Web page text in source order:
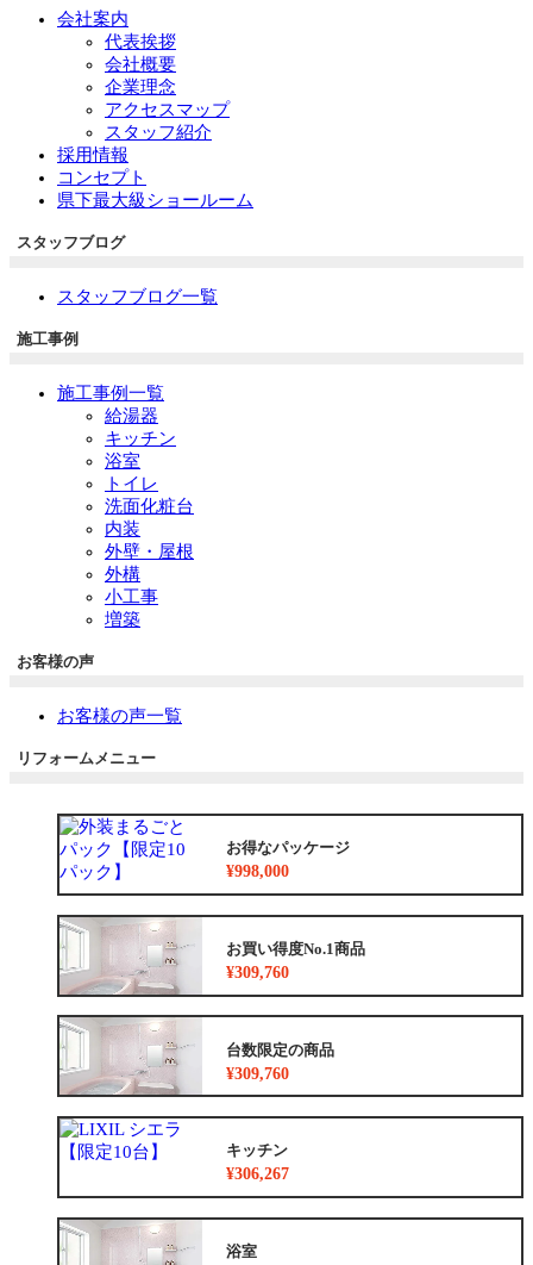
会社案内
代表挨拶
会社概要
企業理念
アクセスマップ
スタッフ紹介
採用情報
コンセプト
県下最大級ショールーム
スタッフブログ
スタッフブログ一覧
施工事例
施工事例一覧
給湯器
キッチン
浴室
トイレ
洗面化粧台
内装
外壁・屋根
外構
小工事
増築
お客様の声
お客様の声一覧
リフォームメニュー
お得なパッケージ
¥998,000
お買い得度No.1商品
¥309,760
台数限定の商品
¥309,760
キッチン
¥306,267
浴室